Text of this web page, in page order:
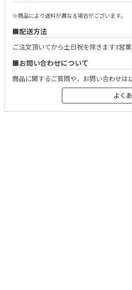
※商品により送料が異なる場合がございます。
配送方法
ご注文頂いてから土日祝を除きます3営
お問い合わせについて
商品に関するご質問や、お問い合わせは
よく